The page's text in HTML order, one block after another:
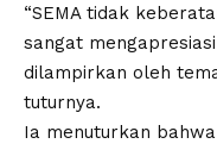
“SEMA tidak
sangat
dilampirkan oleh
tuturnya.
Ia menuturkan